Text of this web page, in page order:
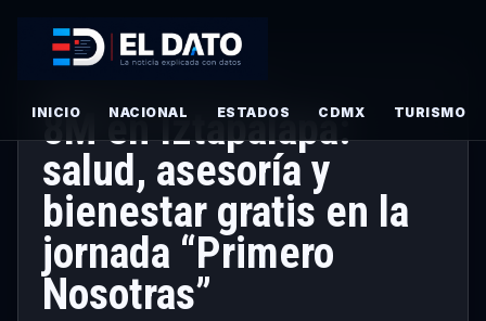
INICIO NACIONAL ESTADOS CDMX TURISMO
8M en Iztapalapa:
salud, asesoría y
bienestar gratis en la
jornada “Primero
Nosotras”